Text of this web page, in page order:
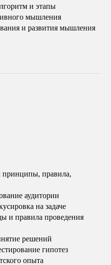
и этапы
мышления
и развития мышления
принципы, правила,
аудитории
на задаче
и правила проведения
решений
гипотез
опыта